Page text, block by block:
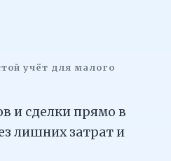
учёт для малого
и сделки прямо в
лишних затрат и